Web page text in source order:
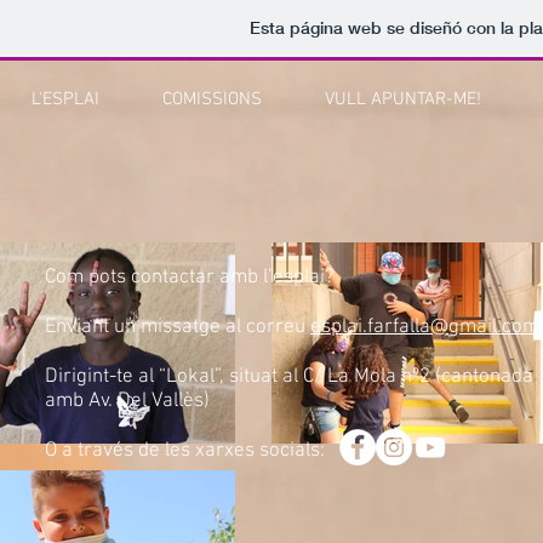
Esta página web se diseñó con la
L'ESPLAI COMISSIONS VULL APUNTAR-ME!
Com pots contactar amb l’esplai?​
Enviant un missatge al correuesplai.farfalla@gmail.com
Dirigint-te al “Lokal”, situat al C/ La Mola nº2 (cantonada
amb Av. Del Vallès)
O a través de les xarxes socials: